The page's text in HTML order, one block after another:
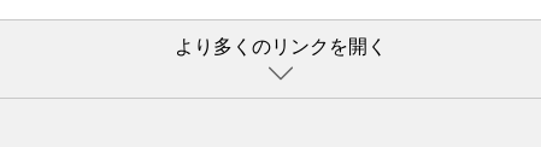
より多くのリンクを開く